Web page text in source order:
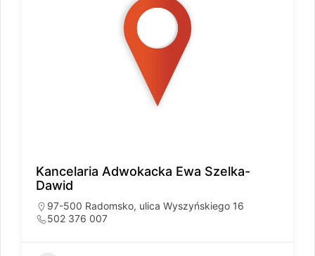
Kancelaria Adwokacka Ewa Szelka-
Dawid
97-500 Radomsko, ulica Wyszyńskiego 16
502 376 007